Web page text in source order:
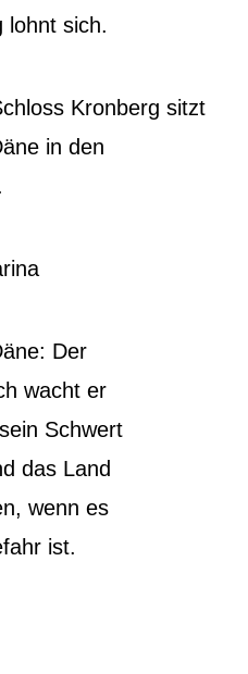
lohnt sich.
Kronberg sitzt
in den
Der
wacht er
Schwert
das Land
wenn es
ist.